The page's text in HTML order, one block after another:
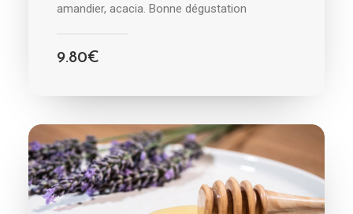
amandier, acacia. Bonne dégustation
9.80€